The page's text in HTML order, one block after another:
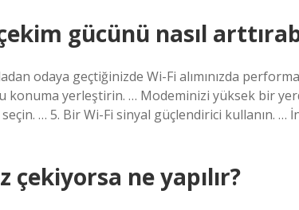
gücünü nasıl
odaya geçtiğinizde Wi-Fi alımınızda
konuma yerleştirin. … Modeminizi yüksek bir
… 5. Bir Wi-Fi sinyal güçlendirici kullanın. …
çekiyorsa ne yapılır?